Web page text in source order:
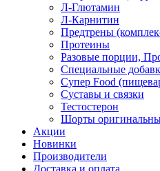
Л-Глютамин
Л-Карнитин
Предтрены
Протеины
Разовые порции,
Специальные
Супер Food
Суставы и связки
Тестостерон
Шорты
Акции
Новинки
Производители
Доставка и оплата